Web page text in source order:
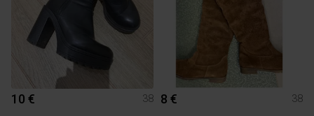
10 € 38 8 € 38